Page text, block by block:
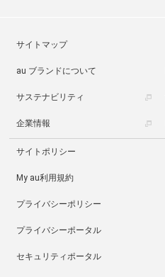
サイトマップ
au ブランドについて
サステナビリティ
企業情報
サイトポリシー
My au利用規約
プライバシーポリシー
プライバシーポータル
セキュリティポータル